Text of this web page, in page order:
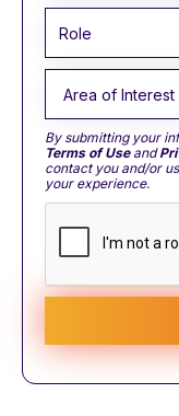
By submitting your
Terms of Useand
contact you and/or
your experience.